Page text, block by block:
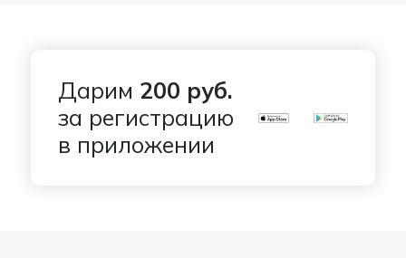
Дарим 200 руб.
за регистрацию
в приложении